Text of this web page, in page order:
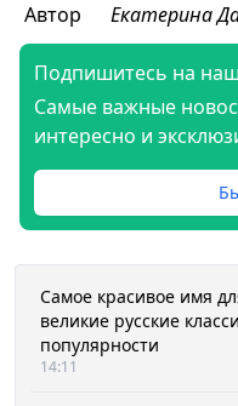
Автор Екатерина
Подпишитесь на
Самые важные
интересно и
Самое красивое имя
великие русские
популярности
14:11